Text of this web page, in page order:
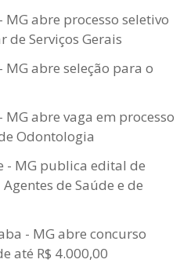
abre processo seletivo
Serviços Gerais
abre seleção para o
abre vaga em processo
Odontologia
- MG publica edital de
de Saúde e de
- MG abre concurso
até R$ 4.000,00